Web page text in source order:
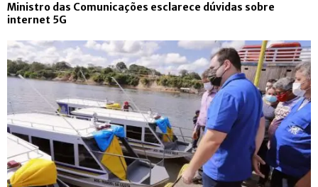
Ministro das Comunicações esclarece dúvidas sobre
internet 5G